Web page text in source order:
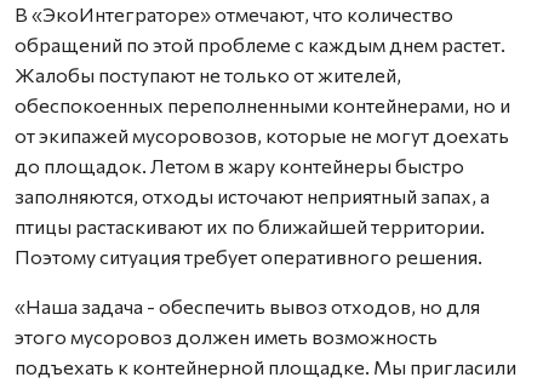
В «ЭкоИнтеграторе» отмечают, что количество
обращений по этой проблеме с каждым днем растет.
Жалобы поступают не только от жителей,
обеспокоенных переполненными контейнерами, но и
от экипажей мусоровозов, которые не могут доехать
до площадок. Летом в жару контейнеры быстро
заполняются, отходы источают неприятный запах, а
птицы растаскивают их по ближайшей территории.
Поэтому ситуация требует оперативного решения.
«Наша задача - обеспечить вывоз отходов, но для
этого мусоровоз должен иметь возможность
подъехать к контейнерной площадке. Мы пригласили